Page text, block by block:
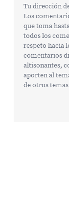
Tu dirección
Los
que toma
todos los
respeto hacia
comentarios
altisonantes,
aporten al
de otros